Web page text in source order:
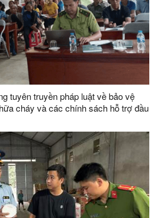
tuyên truyền pháp luật về bảo vệ
cháy và các chính sách hỗ trợ đầu